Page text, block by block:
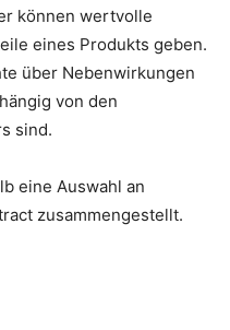
können wertvolle
eines Produkts geben.
über Nebenwirkungen
von den
sind.
eine Auswahl an
zusammengestellt.